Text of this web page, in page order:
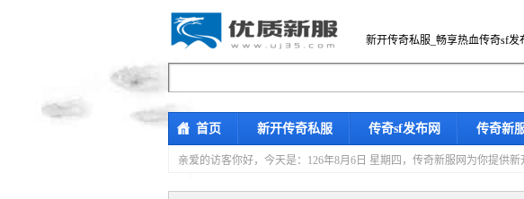
新开传奇私服_畅享热血传奇sf发
首页 新开传奇私服 传奇sf发布网 传奇新
亲爱的访客你好， 今天是：126年8月6日 星期四，传奇新服网为你提供